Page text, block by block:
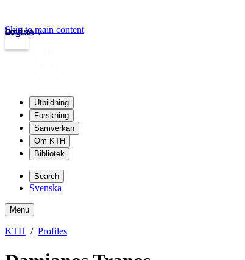
kth.se
Login
Skip to main content
Utbildning
Forskning
Samverkan
Om KTH
Bibliotek
Search
Svenska
Menu
KTH Profiles